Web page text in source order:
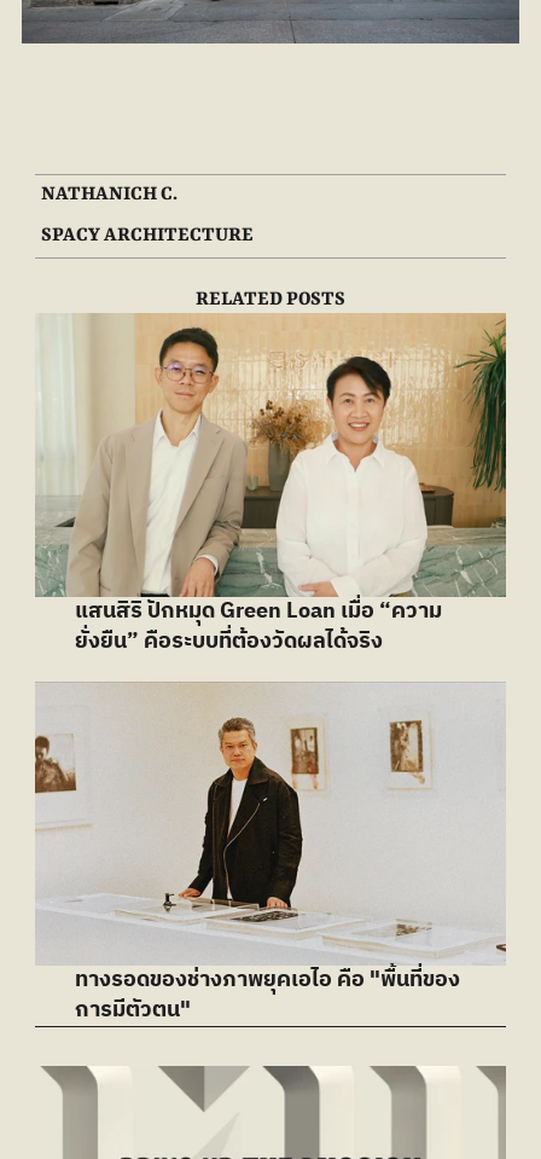
NATHANICH C.
SPACY ARCHITECTURE
RELATED POSTS
แสนสิริ ปักหมุด Green Loan เมื่อ “ความ
ยั่งยืน” คือระบบที่ต้องวัดผลได้จริง
ทางรอดของช่างภาพยุคเอไอ คือ "พื้นที่ของ
การมีตัวตน"